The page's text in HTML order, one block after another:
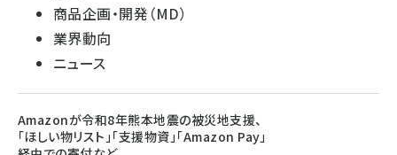
商品企画・開発（MD）
業界動向
ニュース
Amazonが令和8年熊本地震の被災地支援、
「ほしい物リスト」「支援物資」「Amazon Pay」